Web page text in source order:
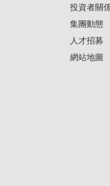
投資者關
集團動態
人才招募
網站地圖